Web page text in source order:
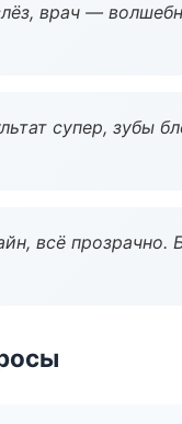
врач —
супер, зубы
всё прозрачно.